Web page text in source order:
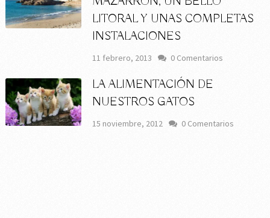
LITORAL Y UNAS COMPLETAS
INSTALACIONES
11 febrero, 2013 0 Comentarios
LA ALIMENTACIÓN DE
NUESTROS GATOS
15 noviembre, 2012 0 Comentarios